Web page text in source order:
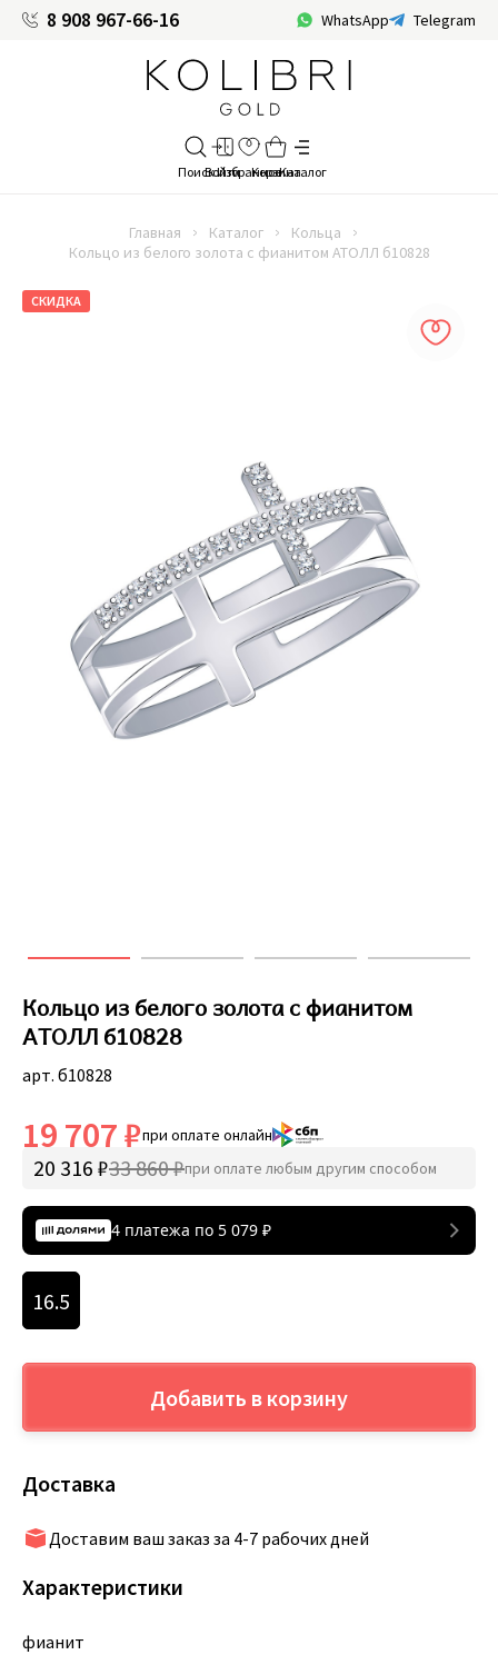
8 908 967-66-16 WhatsApp Telegram
Главная Каталог
Кольца
Кольцо из белого золота с фианитом АТОЛЛ б10828
СКИДКА
Кольцо из белого золота с фианитом
АТОЛЛ б10828
арт. б10828
19 707 ₽при оплате онлайн
20 316 ₽33 860 ₽при оплате любым другим способом
4 платежа по 5 079 ₽
16.5
Добавить в корзину
Доставка
Доставим ваш заказ за 4-7 рабочих дней
Характеристики
фианит